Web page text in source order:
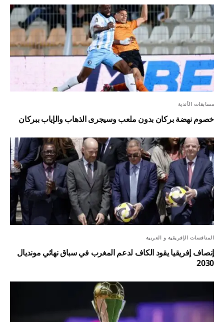
مسابقات الأندية
خصوم نهضة بركان بدون ملعب وسيجرى الذهاب والإياب ببركان
المنافسات الإفريقية و العربية
إنصاف إفريقيا يقود الكاف لدعم المغرب في سباق نهائي مونديال
2030